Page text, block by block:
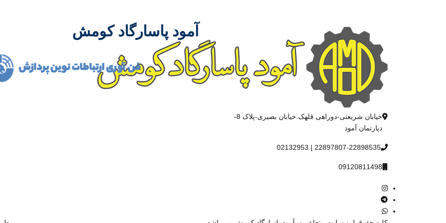
خیابان شریعتی-دوراهی قلهک.خیابان بصیری-پلاک 8-
دپارتمان آمود
22897807-22898535 | 02132953
09120811498
آمود پاسارگاد کومش